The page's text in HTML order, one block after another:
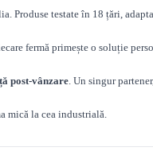
Produse testate în 18 țări,
fermă primește o soluție
post-vânzare. Un singur
mică la cea industrială.